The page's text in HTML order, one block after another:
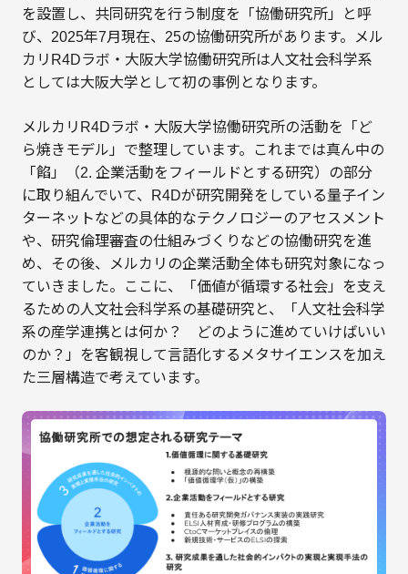
を設置し、共同研究を行う制度を「協働研究所」と呼
び、2025年7月現在、25の協働研究所があります。メル
カリR4Dラボ・大阪大学協働研究所は人文社会科学系
としては大阪大学として初の事例となります。
メルカリR4Dラボ・大阪大学協働研究所の活動を「ど
ら焼きモデル」で整理しています。これまでは真ん中の
「餡」（2. 企業活動をフィールドとする研究）の部分
に取り組んでいて、R4Dが研究開発をしている量子イン
ターネットなどの具体的なテクノロジーのアセスメント
や、研究倫理審査の仕組みづくりなどの協働研究を進
め、その後、メルカリの企業活動全体も研究対象になっ
ていきました。ここに、「価値が循環する社会」を支え
るための人文社会科学系の基礎研究と、「人文社会科学
系の産学連携とは何か？ どのように進めていけばいい
のか？」を客観視して言語化するメタサイエンスを加え
た三層構造で考えています。